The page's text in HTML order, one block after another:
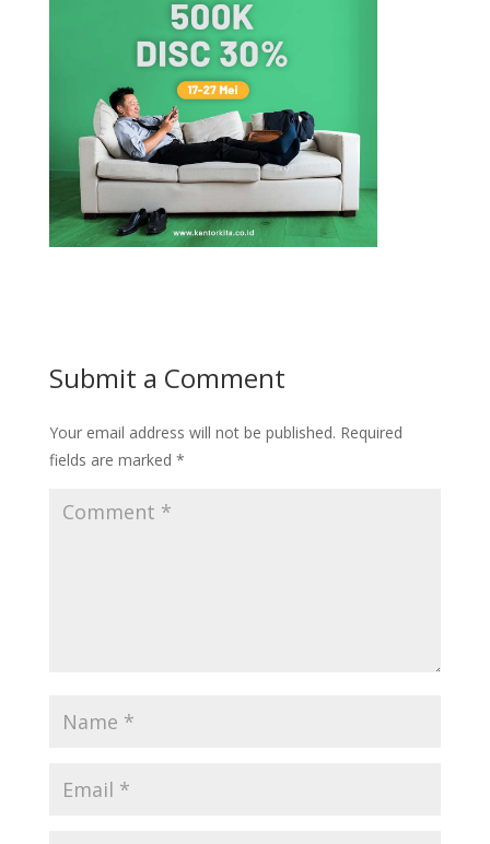
Submit a Comment
Your email address will not be published. Required
fields are marked *